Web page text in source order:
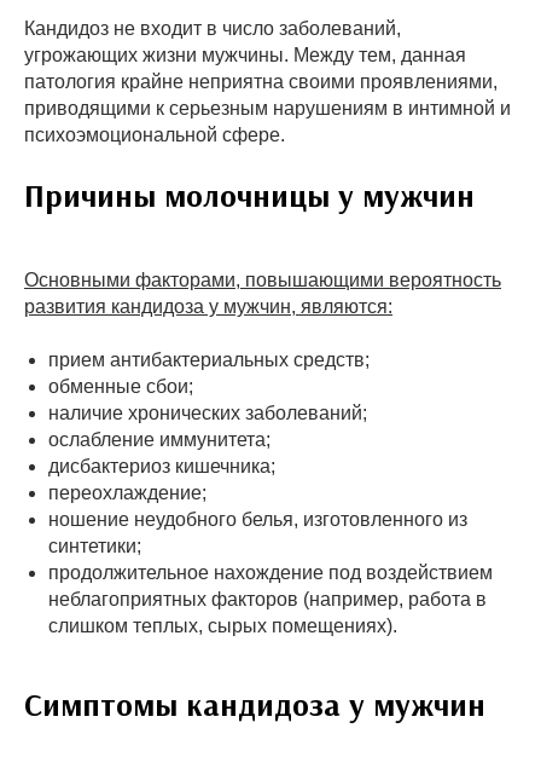
Кандидоз не входит в число заболеваний,
угрожающих жизни мужчины. Между тем, данная
патология крайне неприятна своими проявлениями,
приводящими к серьезным нарушениям в интимной и
психоэмоциональной сфере.
Причины молочницы у мужчин
Основными факторами, повышающими вероятность
развития кандидоза у мужчин, являются:
прием антибактериальных средств;
обменные сбои;
наличие хронических заболеваний;
ослабление иммунитета;
дисбактериоз кишечника;
переохлаждение;
ношение неудобного белья, изготовленного из
синтетики;
продолжительное нахождение под воздействием
неблагоприятных факторов (например, работа в
слишком теплых, сырых помещениях).
Симптомы кандидоза у мужчин